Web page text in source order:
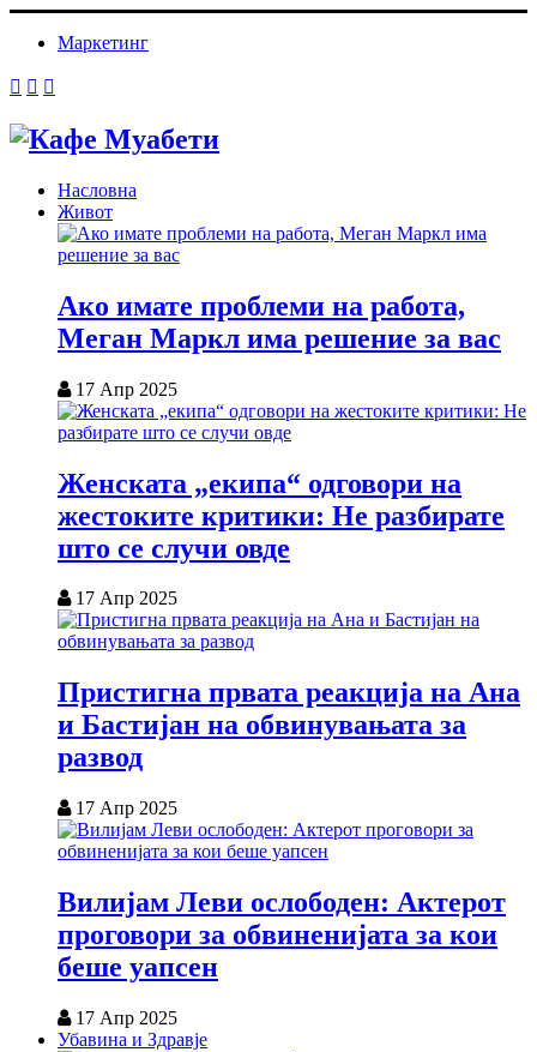
Маркетинг
Насловна
Живот
Ако имате проблеми на работа,
Меган Маркл има решение за вас
17 Апр 2025
Женската „екипа“ одговори на
жестоките критики: Не разбирате
што се случи овде
17 Апр 2025
Пристигна првата реакција на Ана
и Бастијан на обвинувањата за
развод
17 Апр 2025
Вилијам Леви ослободен: Актерот
проговори за обвиненијата за кои
беше уапсен
17 Апр 2025
Убавина и Здравје